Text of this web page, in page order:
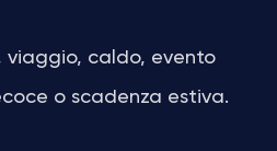
viaggio, caldo, evento
o scadenza estiva.